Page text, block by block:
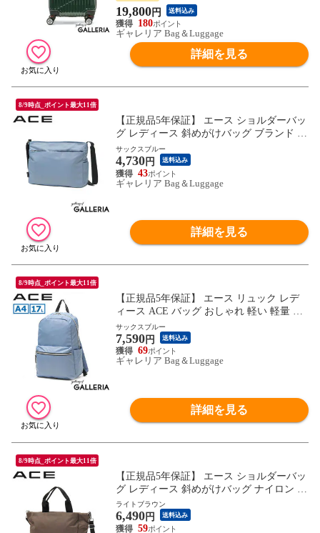
19,800円 送料込み
180
ギャレリア Bag＆Luggage
詳細を見る
8/9時点_ポイント最大11倍
【正規品5年保証】 エース ショルダーバッ
グ レディース 斜めがけバッグ ブランド ナ
イロン ACE バッグ 軽い 軽量 斜めがけ 小
さめ シンプル カジュアル おしゃれ 大人
ミニショルダーバッグ B5 アリッサム 1769
1
サックスブルー
4,730円 送料込み
43
ギャレリア Bag＆Luggage
詳細を見る
8/9時点_ポイント最大11倍
【正規品5年保証】 エース リュック レデ
ィース ACE バッグ おしゃれ 軽い 軽量 き
れいめ 大人 シンプル カジュアル ブランド
ナイロン 無地 A4 デイパック バックパッ
ク アリッサム 17693
サックスブルー
7,590円 送料込み
69
ギャレリア Bag＆Luggage
詳細を見る
8/9時点_ポイント最大11倍
【正規品5年保証】 エース ショルダーバッ
グ レディース 斜めがけバッグ ナイロン ブ
ランド ACE バッグ 斜めがけ 大人 2WAY
トートバッグ 小さめ ファスナー付き 軽い
軽量 旅行 ハンドバッグ アリッサム 17696
ライトブラウン
6,490円 送料込み
59